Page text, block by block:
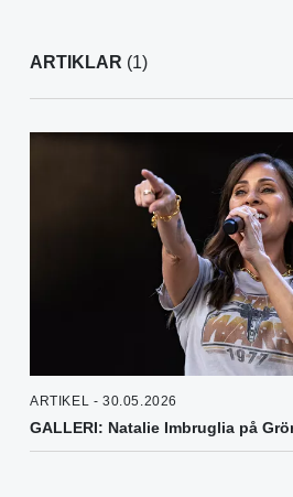
ARTIKLAR (1)
ARTIKEL - 30.05.2026
GALLERI: Natalie Imbruglia på